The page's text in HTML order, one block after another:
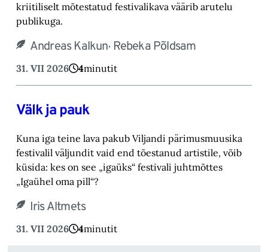
kriitiliselt mõtestatud festivalikava väärib arutelu
publikuga.
Andreas Kalkun, Rebeka Põldsam
31. VII 2026 4minutit
Välk ja pauk
Kuna iga teine lava pakub Viljandi pärimusmuusika
festivalil väljundit vaid end tõestanud artistile, võib
küsida: kes on see „igaüks“ festivali juhtmõttes
„Igaühel oma pill“?
Iris Altmets
31. VII 2026 4minutit